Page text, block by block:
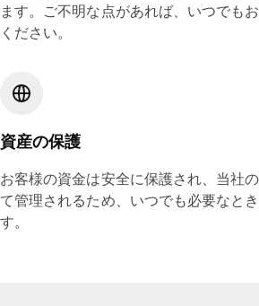
ます。ご不明な点があれば、いつでも
ください。
資産の保護
お客様の資金は安全に保護され、当社
て管理されるため、いつでも必要なと
す。